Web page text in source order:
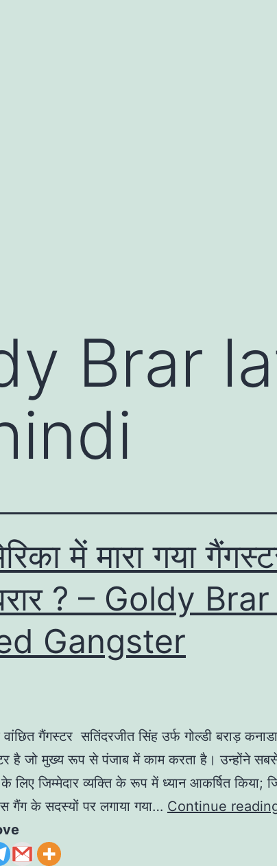
Brar
में मारा गया
? – Goldy
Gangster
वांछित गैंगस्टर सतिंदरजीत सिंह उर्फ गोल्डी बराड़
है जो मुख्य रूप से पंजाब में काम करता है। उन्होंने
लिए जिम्मेदार व्यक्ति के रूप में ध्यान आकर्षित किया;
गैंग के सदस्यों पर लगाया गया… Continue